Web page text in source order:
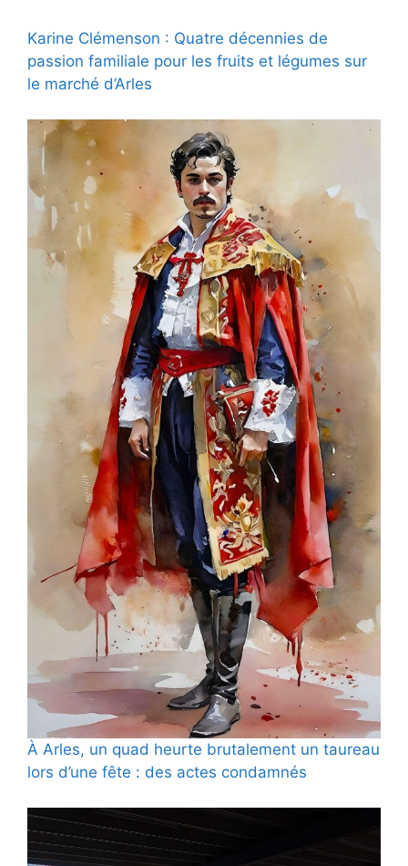
Karine Clémenson : Quatre décennies de
passion familiale pour les fruits et légumes sur
le marché d’Arles
À Arles, un quad heurte brutalement un taureau
lors d’une fête : des actes condamnés